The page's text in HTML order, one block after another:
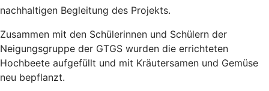
nachhaltigen Begleitung des Projekts.
Zusammen mit den Schülerinnen und Schülern der
Neigungsgruppe der GTGS wurden die errichteten
Hochbeete aufgefüllt und mit Kräutersamen und Gemüse
neu bepflanzt.